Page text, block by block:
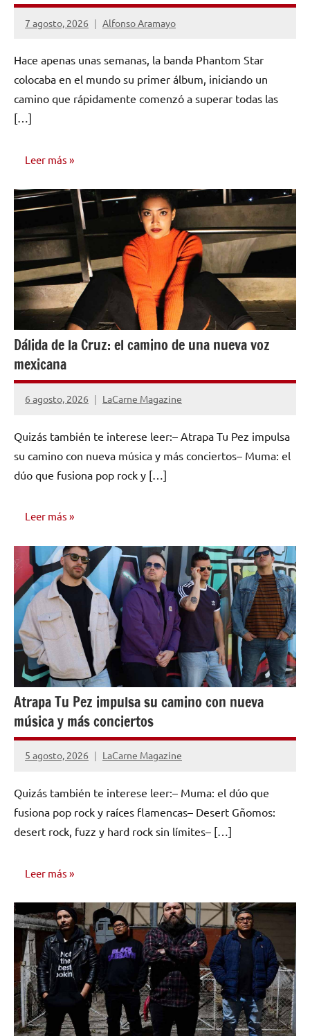
7 agosto, 2026 Alfonso Aramayo
Hace apenas unas semanas, la banda Phantom Star
colocaba en el mundo su primer álbum, iniciando un
camino que rápidamente comenzó a superar todas las
[…]
Leer más
ENTREVISTAS
Dálida de la Cruz: el camino de una nueva voz
mexicana
6 agosto, 2026 LaCarne Magazine
Quizás también te interese leer:– Atrapa Tu Pez impulsa
su camino con nueva música y más conciertos– Muma: el
dúo que fusiona pop rock y […]
Leer más
ENTREVISTAS
Atrapa Tu Pez impulsa su camino con nueva
música y más conciertos
5 agosto, 2026 LaCarne Magazine
Quizás también te interese leer:– Muma: el dúo que
fusiona pop rock y raíces flamencas– Desert Gñomos:
desert rock, fuzz y hard rock sin límites– […]
Leer más
ENTREVISTAS